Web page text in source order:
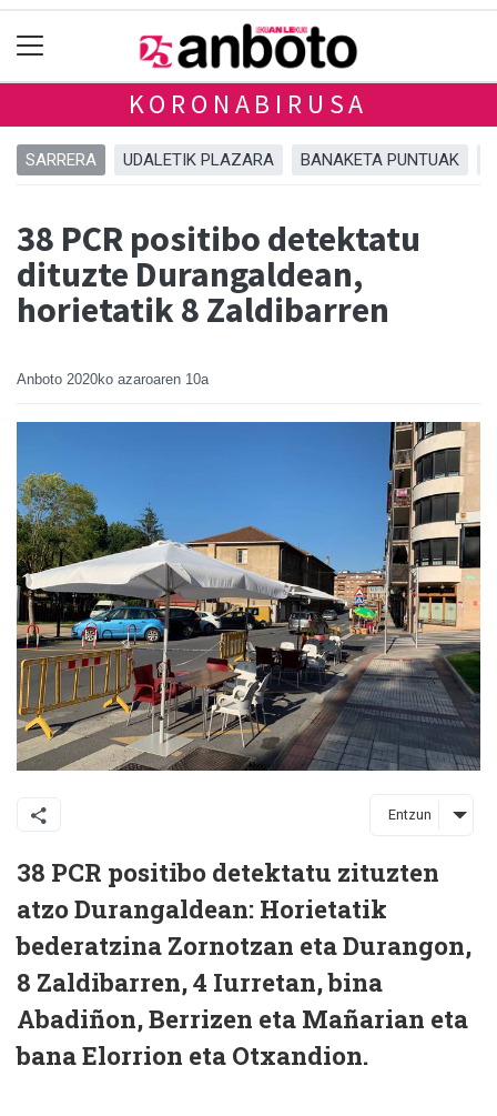
KORONABIRUSA
SARRERA UDALETIK PLAZARA BANAKETA PUNTUAK
38 PCR positibo detektatu
dituzte Durangaldean,
horietatik 8 Zaldibarren
Anboto 2020ko azaroaren 10a
Entzun
38 PCR positibo detektatu zituzten
atzo Durangaldean: Horietatik
bederatzina Zornotzan eta Durangon,
8 Zaldibarren, 4 Iurretan, bina
Abadiñon, Berrizen eta Mañarian eta
bana Elorrion eta Otxandion.